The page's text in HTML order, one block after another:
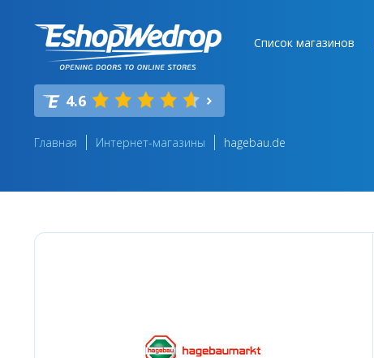
Список магазинов
4.6
Главная Интернет-магазины hagebau.de